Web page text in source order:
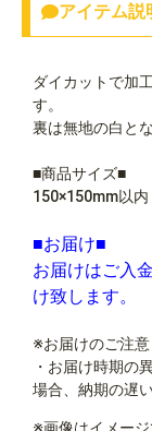
アイテム説
ダイカットで加
す。
裏は無地の白と
■商品サイズ■
150×150mm以
■お届け■
お届けはご入
け致します。
※お届けのご注意
・お届け時期の
場合、納期の遅